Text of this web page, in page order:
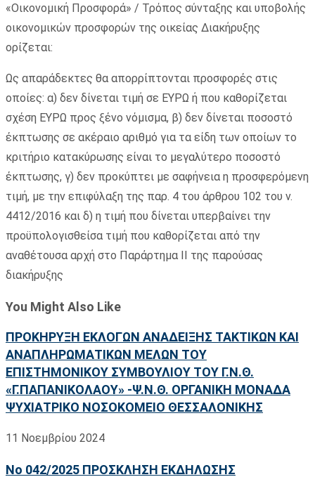
«Οικονομική Προσφορά» / Τρόπος σύνταξης και υποβολής
οικονομικών προσφορών της οικείας Διακήρυξης
ορίζεται:
Ως απαράδεκτες θα απορρίπτονται προσφορές στις
οποίες: α) δεν δίνεται τιμή σε ΕΥΡΩ ή που καθορίζεται
σχέση ΕΥΡΩ προς ξένο νόμισμα, β) δεν δίνεται ποσοστό
έκπτωσης σε ακέραιο αριθμό για τα είδη των οποίων το
κριτήριο κατακύρωσης είναι το μεγαλύτερο ποσοστό
έκπτωσης, γ) δεν προκύπτει με σαφήνεια η προσφερόμενη
τιμή, με την επιφύλαξη της παρ. 4 του άρθρου 102 του ν.
4412/2016 και δ) η τιμή που δίνεται υπερβαίνει την
προϋπολογισθείσα τιμή που καθορίζεται από την
αναθέτουσα αρχή στο Παράρτημα ΙΙ της παρούσας
διακήρυξης
You Might Also Like
ΠΡΟΚΗΡΥΞΗ ΕΚΛΟΓΩΝ ΑΝΑΔΕΙΞΗΣ ΤΑΚΤΙΚΩΝ ΚΑΙ
ΑΝΑΠΛΗΡΩΜΑΤΙΚΩΝ ΜΕΛΩΝ ΤΟΥ
ΕΠΙΣΤΗΜΟΝΙΚΟΥ ΣΥΜΒΟΥΛΙΟΥ ΤΟΥ Γ.Ν.Θ.
«Γ.ΠΑΠΑΝΙΚΟΛΑΟΥ» -Ψ.Ν.Θ. ΟΡΓΑΝΙΚΗ ΜΟΝΑΔΑ
ΨΥΧΙΑΤΡΙΚΟ ΝΟΣΟΚΟΜΕΙΟ ΘΕΣΣΑΛΟΝΙΚΗΣ
11 Νοεμβρίου 2024
No 042/2025 ΠΡΟΣΚΛΗΣΗ ΕΚΔΗΛΩΣΗΣ